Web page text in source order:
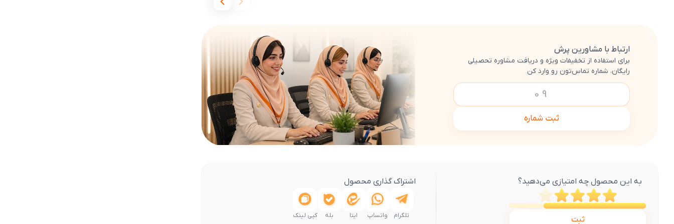
ارتباط با مشاورین پرش
برای استفاده از تخفیفات ویژه و دریافت مشاوره تحصیلی
رایگان، شماره تماس‌تون رو وارد کن
ثبت شماره
به این محصول چه امتیازی می‌دهید؟
ثبت
اشتراک گذاری محصول
تلگرام واتساپ ایتا بله کپی لینک